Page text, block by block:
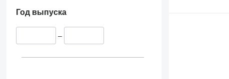
Год выпуска
–